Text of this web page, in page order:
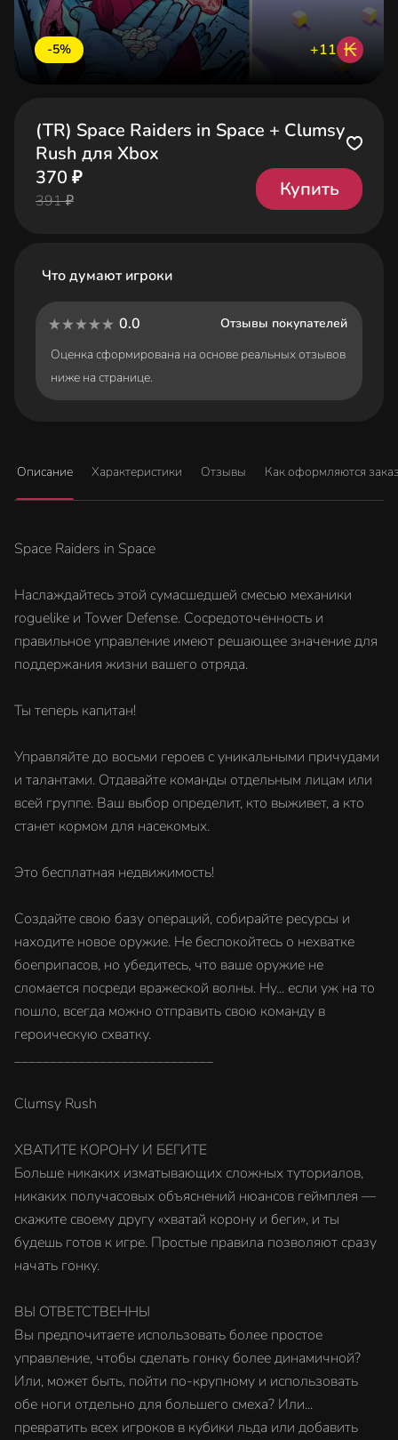
-5% +11 ₭
(TR) Space Raiders in Space + Clumsy
Rush для Xbox
370 ₽
391 ₽
Купить
Что думают игроки
0.0
Отзывы покупателей
Оценка сформирована на основе реальных отзывов
ниже на странице.
Описание Характеристики Отзывы Как оформляются
Space Raiders in Space
Наслаждайтесь этой сумасшедшей смесью механики
roguelike и Tower Defense. Сосредоточенность и
правильное управление имеют решающее значение для
поддержания жизни вашего отряда.
Ты теперь капитан!
Управляйте до восьми героев с уникальными причудами
и талантами. Отдавайте команды отдельным лицам или
всей группе. Ваш выбор определит, кто выживет, а кто
станет кормом для насекомых.
Это бесплатная недвижимость!
Создайте свою базу операций, собирайте ресурсы и
находите новое оружие. Не беспокойтесь о нехватке
боеприпасов, но убедитесь, что ваше оружие не
сломается посреди вражеской волны. Ну... если уж на то
пошло, всегда можно отправить свою команду в
героическую схватку.
____________________________
Clumsy Rush
ХВАТИТЕ КОРОНУ И БЕГИТЕ
Больше никаких изматывающих сложных туториалов,
никаких получасовых объяснений нюансов геймплея —
скажите своему другу «хватай корону и беги», и ты
будешь готов к игре. Простые правила позволяют сразу
начать гонку.
ВЫ ОТВЕТСТВЕННЫ
Вы предпочитаете использовать более простое
управление, чтобы сделать гонку более динамичной?
Или, может быть, пойти по-крупному и использовать
обе ноги отдельно для большего смеха? Или...
превратить всех игроков в кубики льда или добавить